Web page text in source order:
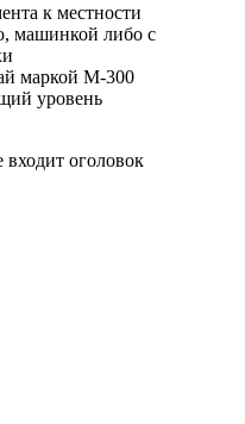
к местности
машинкой либо с
маркой М-300
уровень
оголовок